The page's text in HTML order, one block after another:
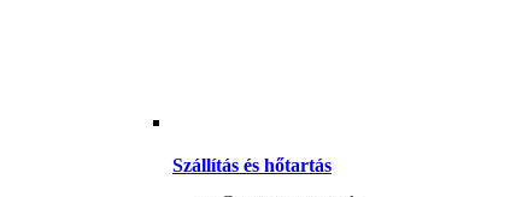
Szállítás és hőtartás